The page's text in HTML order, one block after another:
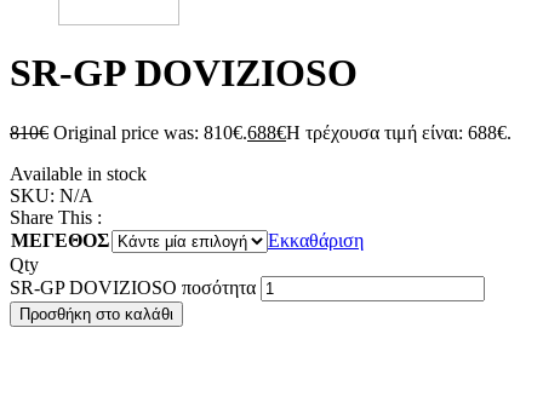
SR-GP DOVIZIOSO
810€ Original price was: 810€.688€Η τρέχουσα τιμή είναι: 688€.
Available in stock
SKU: N/A
Share This :
ΜΕΓΕΘΟΣ
Εκκαθάριση
Qty
SR-GP DOVIZIOSO ποσότητα
Προσθήκη στο καλάθι